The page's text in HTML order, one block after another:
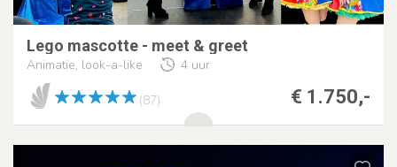
Lego mascotte - meet & greet
Animatie, look-a-like 4 uur
€ 1.750,-
(87)